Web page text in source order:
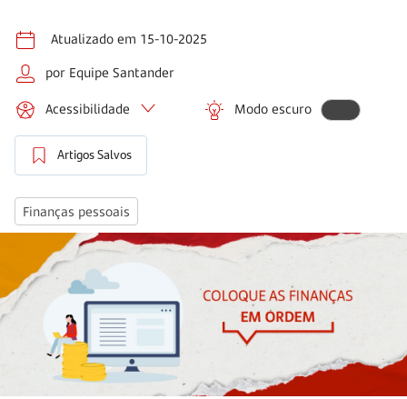
Atualizado em 15-10-2025
por Equipe Santander
Acessibilidade Modo escuro
Artigos Salvos
Finanças pessoais